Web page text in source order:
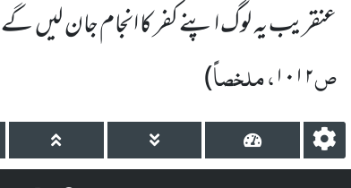
عنقریب یہ لوگ اپنے کفر کا انجام جان لیں
ص۱۰۱۲، ملخصاً)